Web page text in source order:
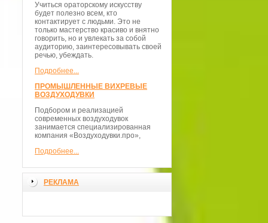
Учиться ораторскому искусству
будет полезно всем, кто
контактирует с людьми. Это не
только мастерство красиво и внятно
говорить, но и увлекать за собой
аудиторию, заинтересовывать своей
речью, убеждать.
Подробнее...
ПРОМЫШЛЕННЫЕ ВИХРЕВЫЕ
ВОЗДУХОДУВКИ
Подбором и реализацией
современных воздуходувок
занимается специализированная
компания «Воздуходувки.про»,
Подробнее...
РЕКЛАМА